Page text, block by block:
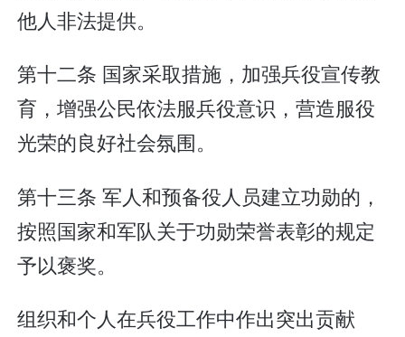
他人非法提供。
第十二条 国家采取措施，加强兵役宣传教
育，增强公民依法服兵役意识，营造服役
光荣的良好社会氛围。
第十三条 军人和预备役人员建立功勋的，
按照国家和军队关于功勋荣誉表彰的规定
予以褒奖。
组织和个人在兵役工作中作出突出贡献